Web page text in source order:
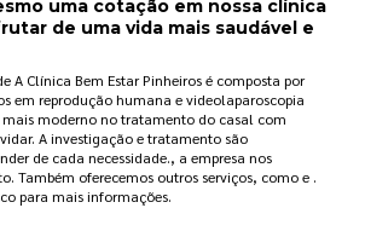
uma cotação em nossa clínica
de uma vida mais saudável e
A Clínica Bem Estar Pinheiros é composta por
em reprodução humana e videolaparoscopia
mais moderno no tratamento do casal com
A investigação e tratamento são
de cada necessidade., a empresa nos
Também oferecemos outros serviços, como e .
para mais informações.